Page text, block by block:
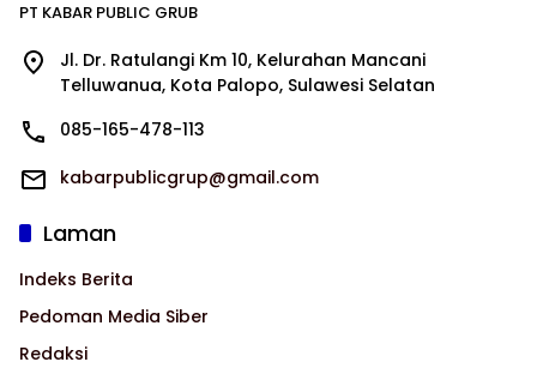
PT KABAR PUBLIC GRUB
Jl. Dr. Ratulangi Km 10, Kelurahan Mancani
Telluwanua, Kota Palopo, Sulawesi Selatan
085-165-478-113
kabarpublicgrup@gmail.com
Laman
Indeks Berita
Pedoman Media Siber
Redaksi